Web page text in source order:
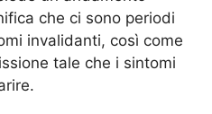
che ci sono periodi
invalidanti, così come
tale che i sintomi